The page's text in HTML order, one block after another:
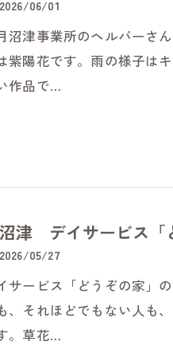
2026/06/01
沼津事業所のヘルパーさ
紫陽花です。雨の様子は
作品で…
沼津 デイサービス「
2026/05/27
サービス「どうぞの家」
、それほどでもない人も
。草花…